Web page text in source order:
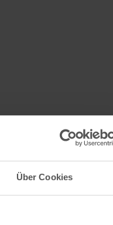
Über Cookies